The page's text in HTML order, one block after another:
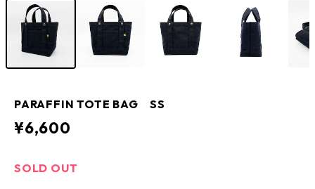
PARAFFIN TOTE BAG SS
¥6,600
SOLD OUT